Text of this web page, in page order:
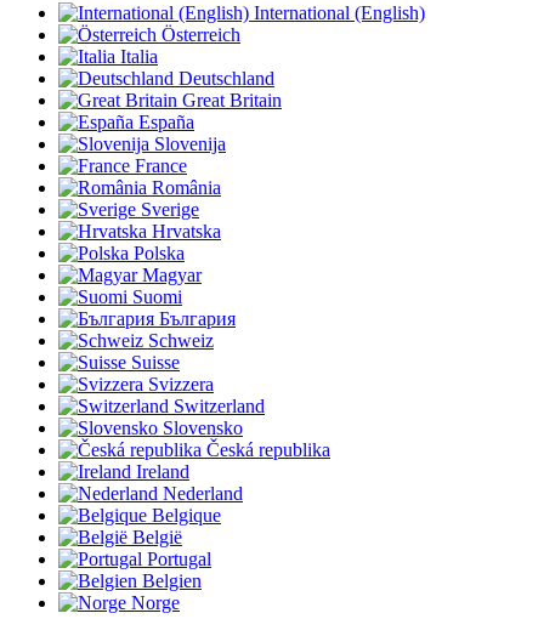
International (English)
Österreich
Italia
Deutschland
Great Britain
España
Slovenija
France
România
Sverige
Hrvatska
Polska
Magyar
Suomi
България
Schweiz
Suisse
Svizzera
Switzerland
Slovensko
Česká republika
Ireland
Nederland
Belgique
België
Portugal
Belgien
Norge